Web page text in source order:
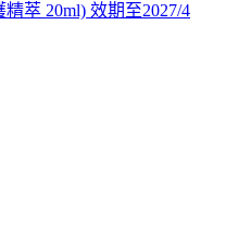
萃 20ml) 效期至2027/4